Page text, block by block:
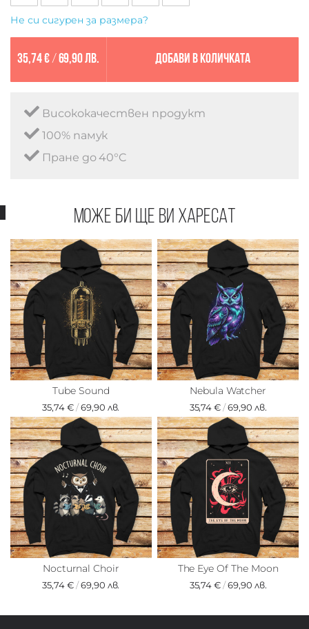
Не си сигурен за размера?
35,74 €/ 69,90 лв. Добави в количката
Висококачествен продукт
100% памук
Пране до 40°C
Може би ще ви харесат
Tube Sound
35,74 €/69,90 лв.
Nebula Watcher
35,74 €/69,90 лв.
Nocturnal Choir
35,74 €/69,90 лв.
The Eye Of The Moon
35,74 €/69,90 лв.